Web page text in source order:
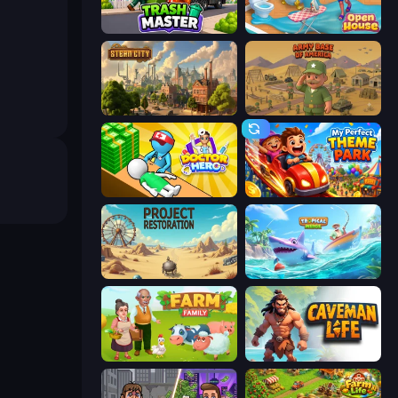
Trash Master Open House
Steam City Army Base Of America
Doctor Hero My Perfect Theme Park
Project Restoration Tropical Merge
Farm Family Caveman Life